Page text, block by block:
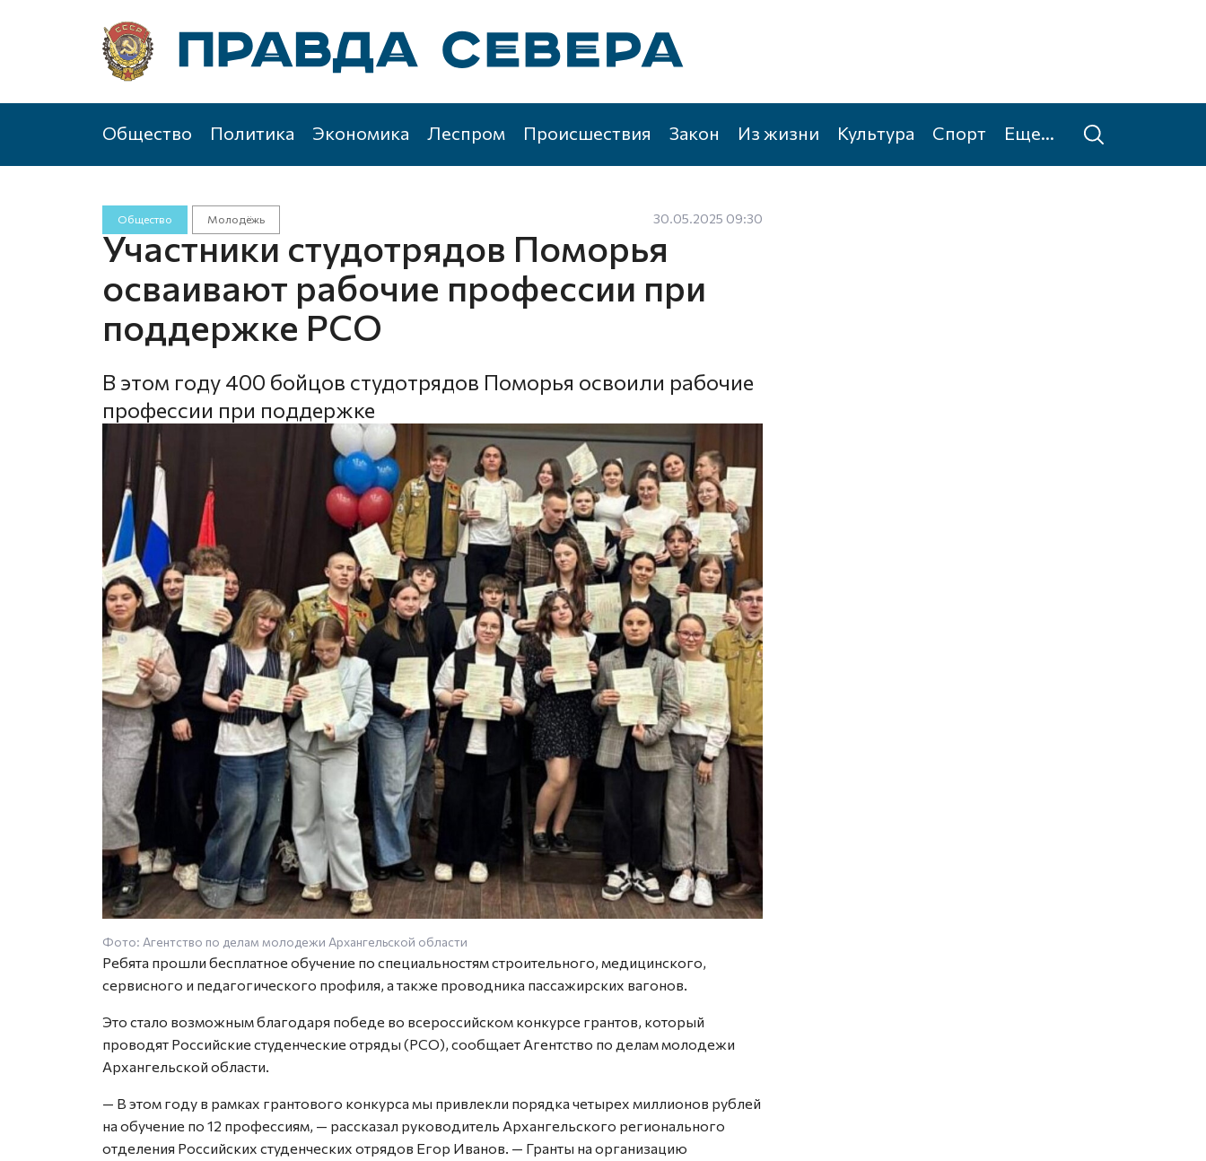
Общество Политика Экономика Леспром Происшествия Закон Из жизни Культура Спорт Еще...
Общество Молодёжь 30.05.2025 09:30
Участники студотрядов Поморья
осваивают рабочие профессии при
поддержке РСО
В этом году 400 бойцов студотрядов Поморья освоили рабочие
профессии при поддержке
Фото: Агентство по делам молодежи Архангельской области
Ребята прошли бесплатное обучение по специальностям строительного, медицинского,
сервисного и педагогического профиля, а также проводника пассажирских вагонов.
Это стало возможным благодаря победе во всероссийском конкурсе грантов, который
проводят Российские студенческие отряды (РСО), сообщает Агентство по делам молодежи
Архангельской области.
— В этом году в рамках грантового конкурса мы привлекли порядка четырех миллионов рублей
на обучение по 12 профессиям, — рассказал руководитель Архангельского регионального
отделения Российских студенческих отрядов Егор Иванов. — Гранты на организацию